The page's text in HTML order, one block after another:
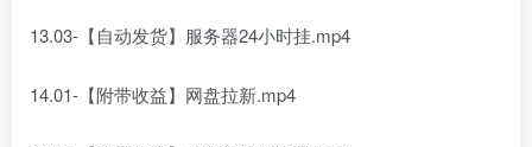
13.03-【自动发货】服务器24小时挂.mp4
14.01-【附带收益】网盘拉新.mp4